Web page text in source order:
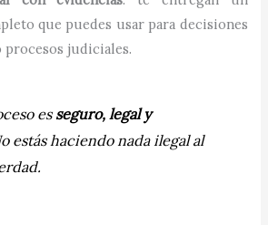
que puedes usar para decisiones
procesos judiciales.
esseguro, legal y
estás haciendo nada ilegal al